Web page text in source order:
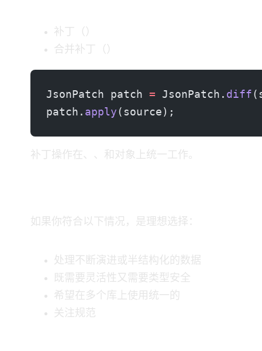
JSON 补丁（RFC 6902）
JSON 合并补丁（RFC 7386）
JsonPatch patch = JsonPatch. diff
patch. apply(source);
补丁操作在 POJO、Map、List 和 JSON 对象上统一工作。
如果你符合以下情况，SJF4J 是理想选择：
处理不断演进或半结构化的数据
既需要灵活性又需要类型安全
希望在多个 JSON 库上使用统一的 API
关注 JSON 规范